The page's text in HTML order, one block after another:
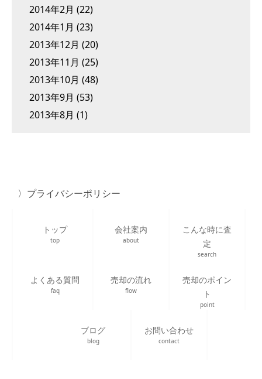
2014年2月 (22)
2014年1月 (23)
2013年12月 (20)
2013年11月 (25)
2013年10月 (48)
2013年9月 (53)
2013年8月 (1)
プライバシーポリシー
トップ
top
会社案内
about
こんな時に査
定
search
よくある質問
faq
売却の流れ
flow
売却のポイン
ト
point
ブログ
blog
お問い合わせ
contact